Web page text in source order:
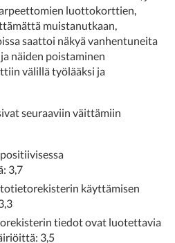
luottokorttien,
muistanutkaan,
saattoi näkyä vanhentuneita
näiden poistaminen
välillä työlääksi ja
seuraaviin väittämiin
3,7
käyttämisen
tiedot ovat luotettavia
3,5